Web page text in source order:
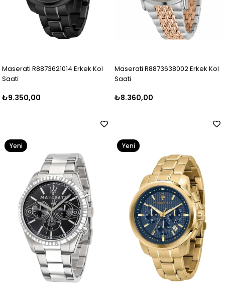
Maserati R8873621014 Erkek Kol
Saati
₺9.350,00
Maserati R8873638002 Erkek Kol
Saati
₺8.360,00
Yeni
Yeni